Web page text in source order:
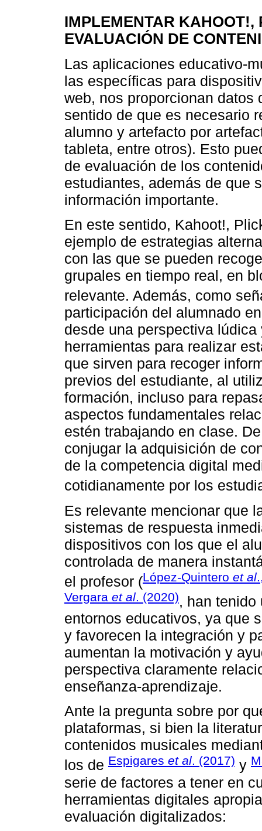
IMPLEMENTAR KAHOOT!,
EVALUACIÓN DE
Las aplicaciones educativo-
las específicas para
web, nos proporcionan datos
sentido de que es necesario
alumno y artefacto por
tableta, entre otros). Esto
de evaluación de los
estudiantes, además de que
información importante.
En este sentido, Kahoot!,
ejemplo de estrategias
con las que se pueden
grupales en tiempo real, en
relevante. Además, como
participación del alumnado
desde una perspectiva
herramientas para realizar
que sirven para recoger
previos del estudiante, al
formación, incluso para
aspectos fundamentales
estén trabajando en clase.
conjugar la adquisición de
de la competencia digital
cotidianamente por los
Es relevante mencionar que
sistemas de respuesta
dispositivos con los que el
controlada de manera
el profesor (López-Quintero et al
Vergara et al. (2020), han tenido
entornos educativos, ya que
y favorecen la integración y
aumentan la motivación y
perspectiva claramente
enseñanza-aprendizaje.
Ante la pregunta sobre por
plataformas, si bien la
contenidos musicales
los de Espigares et al. (2017) y
serie de factores a tener en
herramientas digitales
evaluación digitalizados: